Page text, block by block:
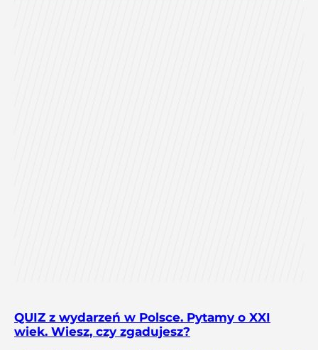
QUIZ z wydarzeń w Polsce. Pytamy o XXI
wiek. Wiesz, czy zgadujesz?